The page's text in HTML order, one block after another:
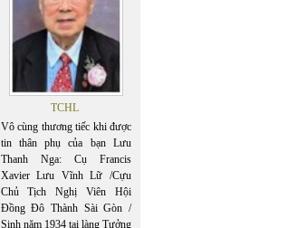
TCHL
Vô cùng thương tiếc khi được
tin thân phụ của bạn Lưu
Thanh Nga: Cụ Francis
Xavier Lưu Vĩnh Lữ /Cựu
Chủ Tịch Nghị Viên Hội
Đồng Đô Thành Sài Gòn /
Sinh năm 1934 tại làng Tưởng